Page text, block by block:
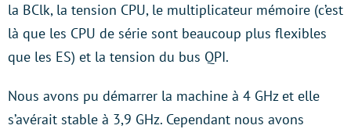
la BClk, la tension CPU, le multiplicateur mémoire (c’est
là que les CPU de série sont beaucoup plus flexibles
que les ES) et la tension du bus QPI.
Nous avons pu démarrer la machine à 4 GHz et elle
s’avérait stable à 3,9 GHz. Cependant nous avons